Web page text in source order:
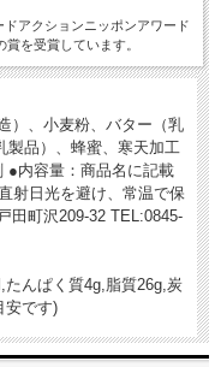
アクションニッポンアワード
を受賞しています。
）、小麦粉、バター（乳
製品）、蜂蜜、寒天加工
●内容量：商品名に記載
射日光を避け、常温で保
田町沢209-32 TEL:0845-
んぱく質4g,脂質26g,炭
安です)